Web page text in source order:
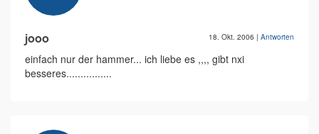
jooo 18. Okt. 2006 | Antworten
einfach nur der hammer... ich liebe es ,,,, gibt nxi
besseres................